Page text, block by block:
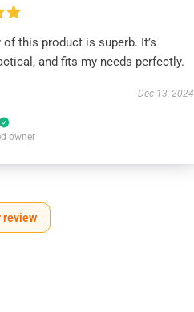
this product is superb. It’s
and fits my needs perfectly.
Dec 13, 2024
owner
review